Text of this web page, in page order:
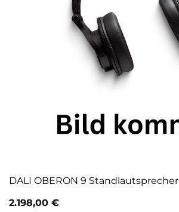
DALI OBERON 9 Standlautsprecher
2.198,00 €